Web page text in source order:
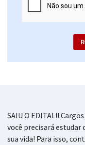
SAIU O EDITAL!!
você precisará estudar
sua vida! Para isso,